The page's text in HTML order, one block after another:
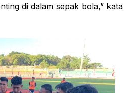
di dalam sepak bola,” kata